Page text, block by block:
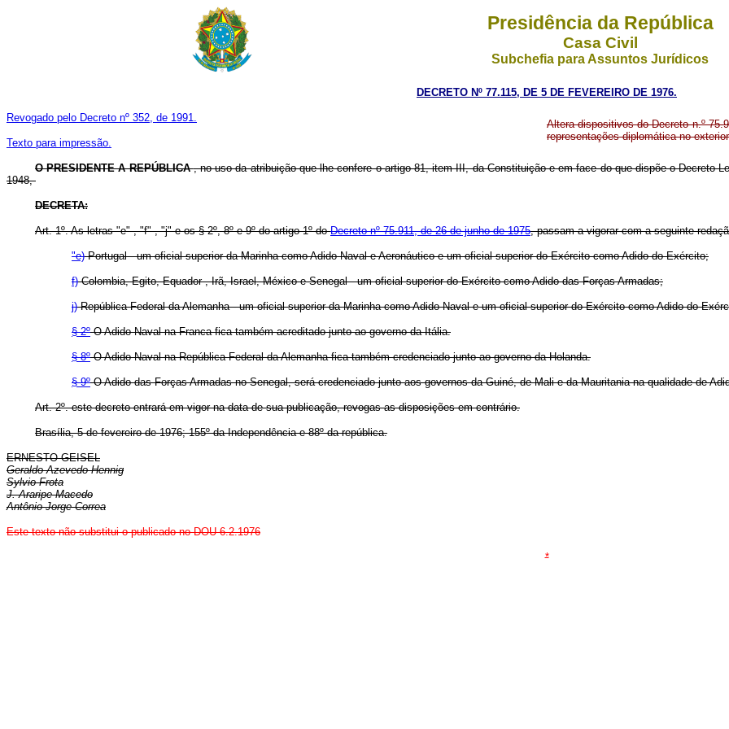
Presidência da República
Casa Civil
Subchefia para Assuntos Jurídicos
DECRETO Nº 77.115, DE 5 DE FEVEREIRO DE 1976.
Revogado pelo Decreto nº 352, de 1991.
Texto para impressão.
Altera dispositivos do Decreto n.º
representações diplomática no
O PRESIDENTE A REPÚBLICA, no uso da atribuição que lhe confere o artigo 81, item III, da Constituição e em face do que dispõe o Decreto-
1948,
DECRETA:
Art. 1º. As letras "e" , "f" , "j" e os § 2º, 8º e 9º do artigo 1º doDecreto nº 75.911, de 26 de junho de 1975, passam a vigorar com a seguinte
"e)Portugal - um oficial superior da Marinha como Adido Naval e Aeronáutico e um oficial superior do Exército como Adido do Exército;
f)Colombia, Egito, Equador , Irã, Israel, México e Senegal - um oficial superior do Exército como Adido das Forças Armadas;
j)República Federal da Alemanha - um oficial superior da Marinha como Adido Naval e um oficial superior do Exército como Adido do
§ 2ºO Adido Naval na Franca fica também acreditado junto ao governo da Itália.
§ 8ºO Adido Naval na República Federal da Alemanha fica também credenciado junto ao governo da Holanda.
§ 9ºO Adido das Forças Armadas no Senegal, será credenciado junto aos governos da Guiné, de Mali e da Mauritania na qualidade de
Art. 2º. este decreto entrará em vigor na data de sua publicação, revogas as disposições em contrário.
Brasília, 5 de fevereiro de 1976; 155º da Independência e 88º da república.
ERNESTO GEISEL
Geraldo Azevedo Hennig
Sylvio Frota
J. Araripe Macedo
Antônio Jorge Correa
Este texto não substitui o publicado no DOU 6.2.1976
*